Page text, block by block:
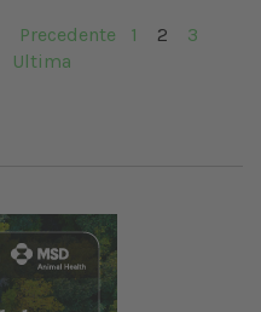
Precedente 1 2
3
Ultima